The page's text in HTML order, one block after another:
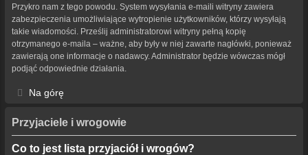
Przykro nam z tego powodu. System wysyłania e-maili witryny zawiera
zabezpieczenia umożliwiające wytropienie użytkowników, którzy wysyłają
takie wiadomości. Prześlij administratorowi witryny pełną kopię
otrzymanego e-maila – ważne, aby były w niej zawarte nagłówki, ponieważ
zawierają one informacje o nadawcy. Administrator będzie wówczas mógł
podjąć odpowiednie działania.
Na górę
Przyjaciele i wrogowie
Co to jest lista przyjaciół i wrogów?